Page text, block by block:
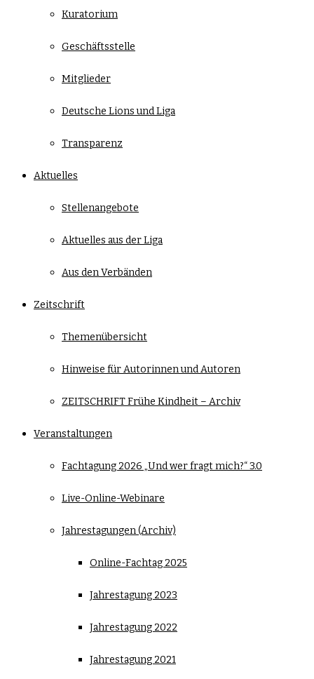
Kuratorium
Geschäftsstelle
Mitglieder
Deutsche Lions und Liga
Transparenz
Aktuelles
Stellenangebote
Aktuelles aus der Liga
Aus den Verbänden
Zeitschrift
Themenübersicht
Hinweise für Autorinnen und Autoren
ZEITSCHRIFT Frühe Kindheit – Archiv
Veranstaltungen
Fachtagung 2026 „Und wer fragt mich?“ 3.0
Live-Online-Webinare
Jahrestagungen (Archiv)
Online-Fachtag 2025
Jahrestagung 2023
Jahrestagung 2022
Jahrestagung 2021